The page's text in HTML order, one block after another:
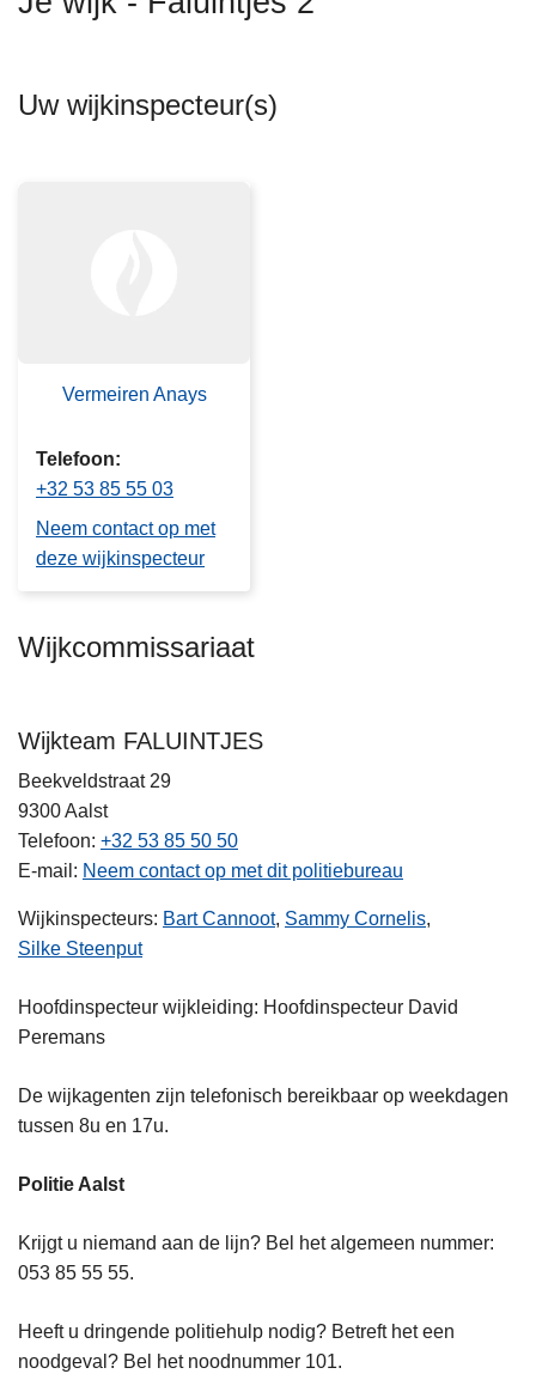
Uw wijkinspecteur(s)
Vermeiren Anays
Telefoon
+32 53 85 55 03
Neem contact op met
deze wijkinspecteur
Wijkcommissariaat
Wijkteam FALUINTJES
Beekveldstraat 29
9300Aalst
Telefoon +32 53 85 50 50
E-mail
Neem contact op met dit politiebureau
Wijkinspecteurs: Bart Cannoot, Sammy Cornelis,
Silke Steenput
Hoofdinspecteur wijkleiding: Hoofdinspecteur David
Peremans
De wijkagenten zijn telefonisch bereikbaar op weekdagen
tussen 8u en 17u.
Politie Aalst
Krijgt u niemand aan de lijn? Bel het algemeen nummer:
053 85 55 55.
Heeft u dringende politiehulp nodig? Betreft het een
noodgeval? Bel het noodnummer 101.